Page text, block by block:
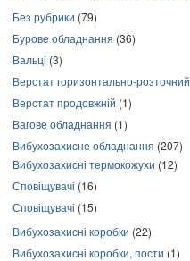
Без рубрики (79)
Бурове обладнання (36)
Вальці (3)
Верстат горизонтально-розточний
Верстат продовжній (1)
Вагове обладнання (1)
Вибухозахисне обладнання (207)
Вибухозахисні термокожухи (12)
Сповіщувачі (16)
Сповіщувачі (15)
Вибухозахисні коробки (22)
Вибухозахисні коробки, пости (1)